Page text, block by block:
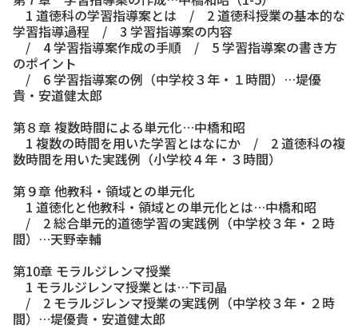
1 道徳科の学習指導案とは / 2 道徳科授業の基本的な
学習指導過程 / 3 学習指導案の内容
/ 4 学習指導案作成の手順 / 5 学習指導案の書き方
のポイント
/ 6 学習指導案の例（中学校３年・１時間）…堤優
貴・安道健太郎
第８章 複数時間による単元化…中橋和昭
1 複数の時間を用いた学習とはなにか / 2 道徳科の複
数時間を用いた実践例（小学校４年・３時間）
第９章 他教科・領域との単元化
1 道徳化と他教科・領域との単元化とは…中橋和昭
/ 2 総合単元的道徳学習の実践例（中学校３年・２時
間）…天野幸輔
第10章 モラルジレンマ授業
1 モラルジレンマ授業とは…下司晶
/ 2 モラルジレンマ授業の実践例（中学校３年・２時
間）…堤優貴・安道健太郎